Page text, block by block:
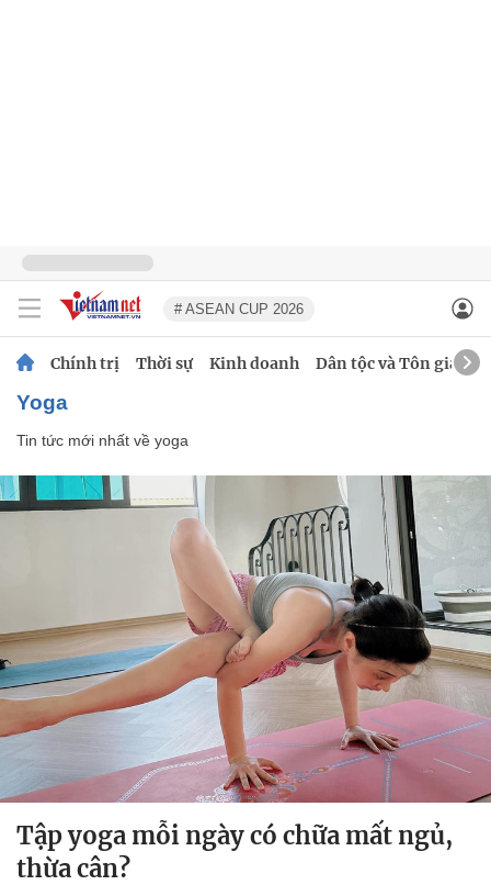
# ASEAN CUP 2026
Chính trị Thời sự Kinh doanh Dân tộc và Tôn giáo
yoga
Tin tức mới nhất về yoga
Tập yoga mỗi ngày có chữa mất ngủ,
thừa cân?